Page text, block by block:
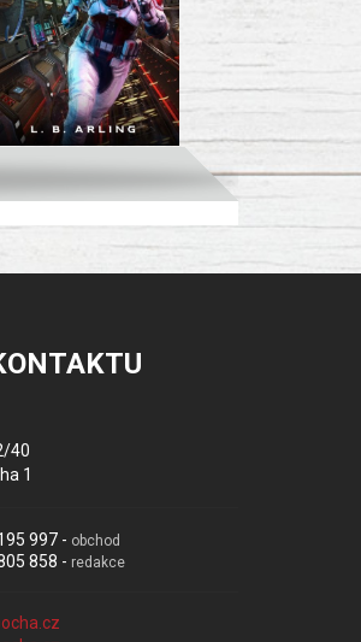
40
1
997 - obchod
858 - redakce